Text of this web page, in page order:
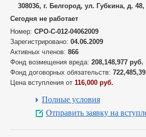
308036, г. Белгород, ул. Губкина, д.
Сегодня не работает
Номер: СРО-С-012-04062009
Зарегистрировано: 04.06.2009
Активных членов: 866
Фонд возмещения вреда: 208,148,977 руб.
Фонд договорных обязательств:
Цена вступления от 116,000 руб.
Полные условия
Отправить заявку на